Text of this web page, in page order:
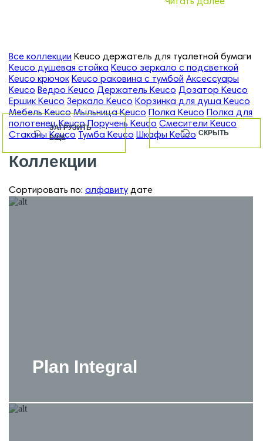
Все коллекции Keuco держатель для туалетной бумаги
Keuco душевая стойка Keuco зеркало с подсветкой
Keuco крючок Keuco раковина с тумбой Аксессуары
Keuco Ведро Keuco Держатель Keuco Дозатор Keuco
Ершик Keuco Зеркало Keuco Корзинка для душа Keuco
Мебель Keuco Мыльница Keuco Полка Keuco Полка для
полотенец Keuco Поручень Keuco Смесители Keuco
Стаканы Keuco Тумба Keuco Шкафы Keuco
ЗАГРУЗИТЬ
ЕЩЕ
СКРЫТЬ
Коллекции
Сортировать по: алфавиту дате
Plan Integral